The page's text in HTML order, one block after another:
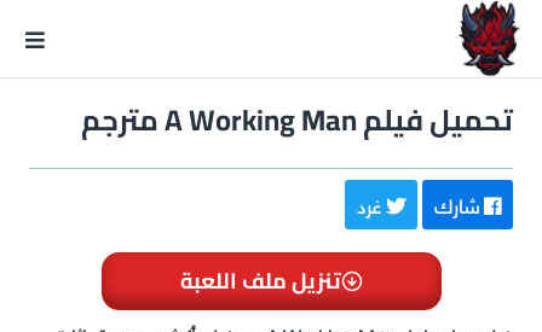
تحميل فيلم A Working Man مترجم
شارك غرد
تنزيل ملف اللعبة